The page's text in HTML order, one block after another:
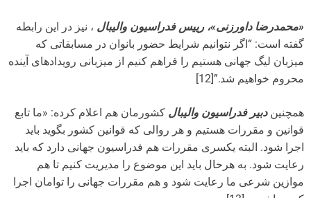
«محمدرضا داورزنی»، رییس فدراسیون والیبال ، نیز در این رابطه
گفته است: “اگر نتوانیم شرایط حضور بانوان در مسابقاتی که
میزبان لیگ جهانی هستیم را فراهم کنیم از میزبانی رویدادهای آینده
محروم خواهیم شد.”[12]
همچنین دبیر فدراسیون والیبال کشورمان هم اعلام کرده: «ما تابع
قوانین و مقررات هستیم و هر روالی که قوانین کشور بگوید باید
اجرا شود. البته یکسری مقررات هم فدراسیون جهانی دارد که باید
رعایت شود. به هرحال باید این موضوع را مدیریت کنیم تا هم
موازین شرعی ما رعایت شود و هم مقررات جهانی را توامان اجرا